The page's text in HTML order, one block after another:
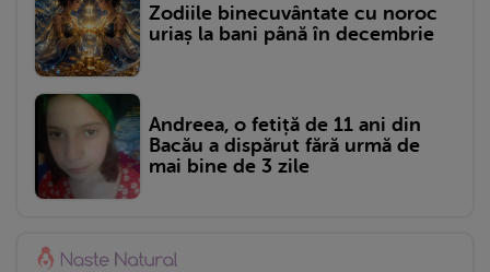
Zodiile binecuvântate cu noroc
uriaș la bani până în decembrie
Andreea, o fetiță de 11 ani din
Bacău a dispărut fără urmă de
mai bine de 3 zile